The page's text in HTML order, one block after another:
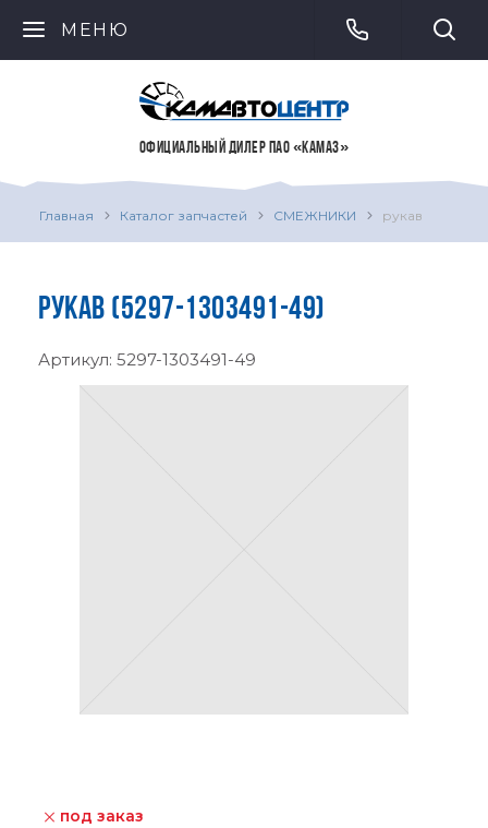
МЕНЮ
ОФИЦИАЛЬНЫЙ ДИЛЕР ПАО «КАМАЗ»
Главная Каталог запчастей СМЕЖНИКИ рукав
РУКАВ (5297-1303491-49)
Артикул: 5297-1303491-49
под заказ